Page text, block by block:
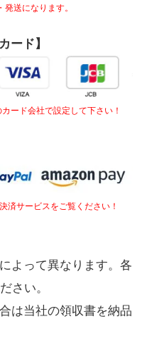
送になります。
ード】
ード会社で設定して下さい！
サービスをご覧ください！
よって異なります。各
さい。
は当社の領収書を納品